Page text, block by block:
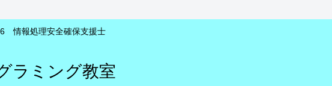
情報処理安全確保支援士
ラミング教室